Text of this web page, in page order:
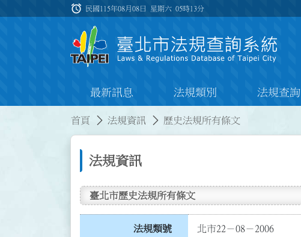
:::
alarm 民國115年08月08日 星期六05時13分
最新訊息 法規類別 法規查詢
首頁 法規資訊 歷史法規所有條文
法規資訊
臺北市歷史法規所有條文
法規類號 北市22－08－2006